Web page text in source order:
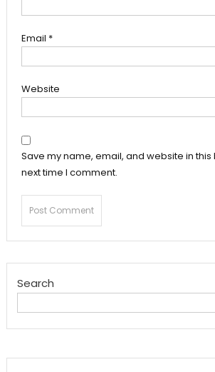
Email *
Website
Save my name, email, and website in
next time I comment.
Search